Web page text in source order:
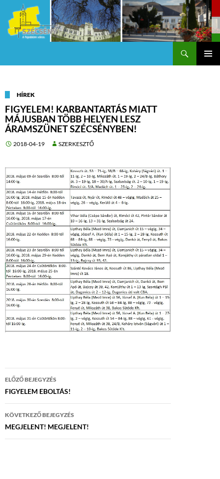
HÍREK
FIGYELEM! KARBANTARTÁS MIATT
MÁJUSBAN TÖBB HELYEN LESZ
ÁRAMSZÜNET SZÉCSÉNYBEN!
2018-04-19 SZERKESZTŐ
Bejegyzés
navigáció
ELŐZŐ BEJEGYZÉS
FIGYELEM EBOLTÁS!
KÖVETKEZŐ BEJEGYZÉS
MEGJELENT! MEGJELENT!